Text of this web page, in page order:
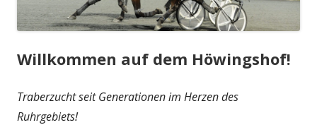
Willkommen auf dem Höwingshof!
Traberzucht seit Generationen im Herzen des
Ruhrgebiets!